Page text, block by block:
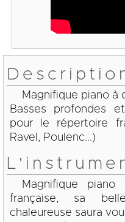
Magnifique piano à
Basses profondes
pour le répertoire
Ravel, Poulenc...)
Magnifique
française, sa
chaleureuse saura